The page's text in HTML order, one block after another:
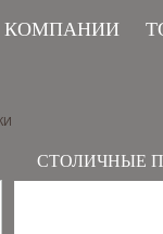
КОМПАНИИ
СТОЛИЧНЫЕ